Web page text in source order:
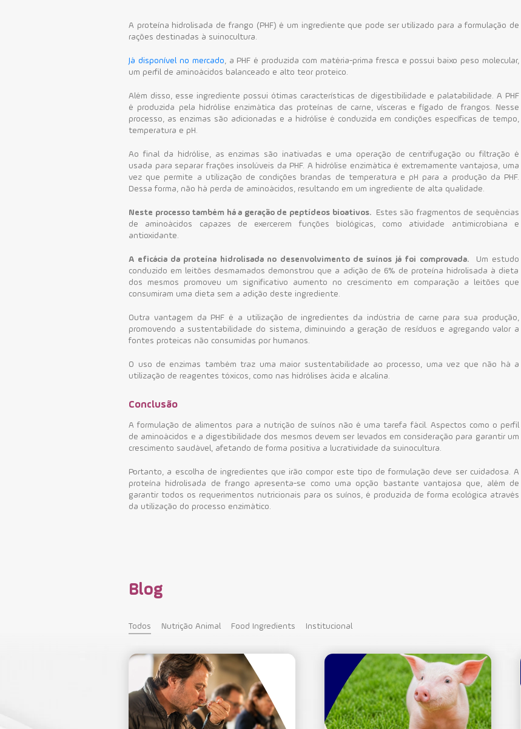
A proteína hidrolisada de frango (PHF) é um ingrediente que pode ser utilizado para a formulação de
rações destinadas à suinocultura.
Já disponível no mercado , a PHF é produzida com matéria-prima fresca e possui baixo peso molecular,
um perfil de aminoácidos balanceado e alto teor proteico.
Além disso, esse ingrediente possui ótimas características de digestibilidade e palatabilidade. A PHF
é produzida pela hidrólise enzimática das proteínas de carne, vísceras e fígado de frangos. Nesse
processo, as enzimas são adicionadas e a hidrólise é conduzida em condições específicas de tempo,
temperatura e pH.
Ao final da hidrólise, as enzimas são inativadas e uma operação de centrifugação ou filtração é
usada para separar frações insolúveis da PHF. A hidrólise enzimática é extremamente vantajosa, uma
vez que permite a utilização de condições brandas de temperatura e pH para a produção da PHF.
Dessa forma, não há perda de aminoácidos, resultando em um ingrediente de alta qualidade.
Neste processo também há a geração de peptídeos bioativos.
Estes são fragmentos de sequências
de aminoácidos capazes de exercerem funções biológicas, como atividade antimicrobiana e
antioxidante.
A eficácia da proteína hidrolisada no desenvolvimento de suínos já foi comprovada. Um estudo
conduzido em leitões desmamados demonstrou que a adição de 6% de proteína hidrolisada à dieta
dos mesmos promoveu um significativo aumento no crescimento em comparação a leitões que
consumiram uma dieta sem a adição deste ingrediente.
Outra vantagem da PHF é a utilização de ingredientes da indústria de carne para sua produção,
promovendo a sustentabilidade do sistema, diminuindo a geração de resíduos e agregando valor a
fontes proteicas não consumidas por humanos.
O uso de enzimas também traz uma maior sustentabilidade ao processo, uma vez que não há a
utilização de reagentes tóxicos, como nas hidrólises ácida e alcalina.
Conclusão
A formulação de alimentos para a nutrição de suínos não é uma tarefa fácil. Aspectos como o perfil
de aminoácidos e a digestibilidade dos mesmos devem ser levados em consideração para garantir um
crescimento saudável, afetando de forma positiva a lucratividade da suinocultura.
Portanto, a escolha de ingredientes que irão compor este tipo de formulação deve ser cuidadosa. A
proteína hidrolisada de frango apresenta-se como uma opção bastante vantajosa que, além de
garantir todos os requerimentos nutricionais para os suínos, é produzida de forma ecológica através
da utilização do processo enzimático.
Blog
Todos Nutrição Animal Food Ingredients Institucional